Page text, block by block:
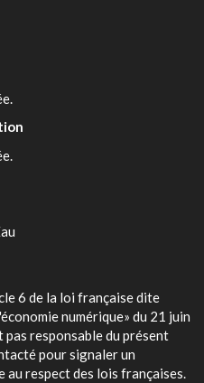
6 de la loi française dite
numérique» du 21 juin
responsable du présent
pour signaler un
au respect des lois françaises.